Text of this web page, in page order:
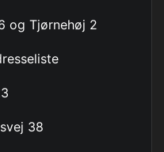
og Tjørnehøj 2
38